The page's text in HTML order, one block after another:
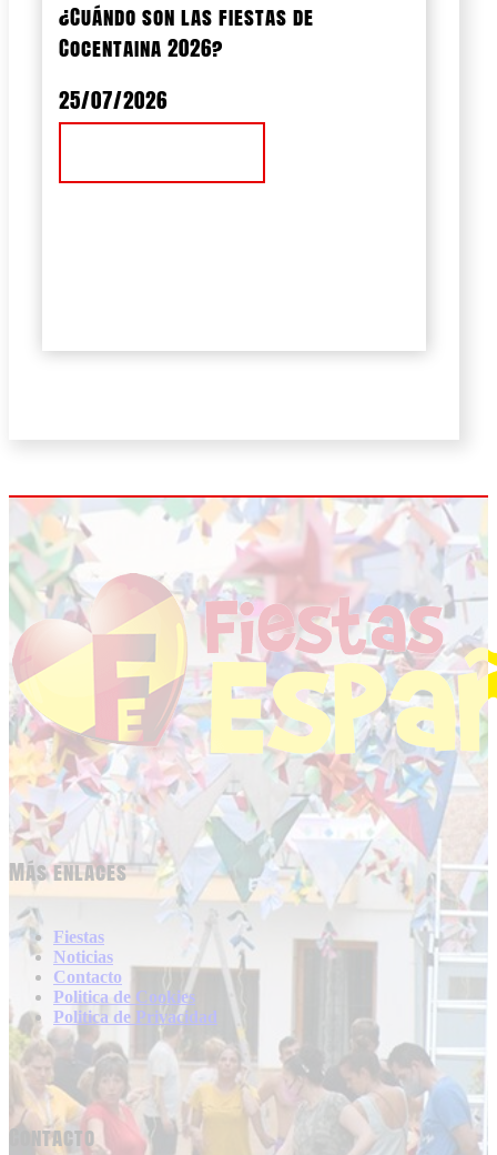
¿Cuándo son las fiestas de
Cocentaina 2026?
25/07/2026
Más enlaces
Fiestas
Noticias
Contacto
Politica de Cookies
Politica de Privacidad
Contacto